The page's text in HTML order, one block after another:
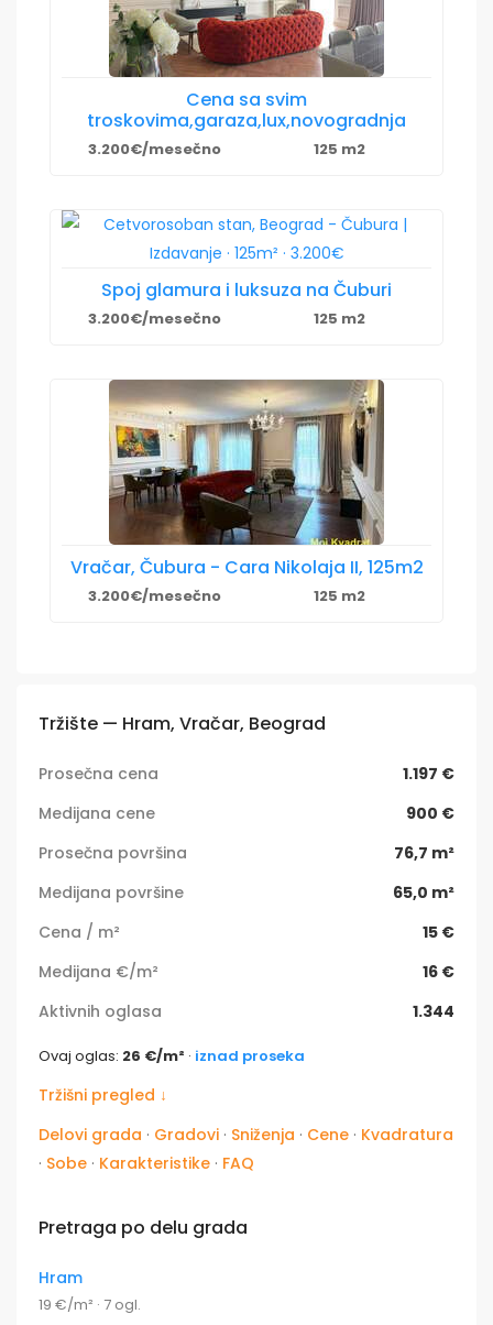
Cena sa svim
troskovima,garaza,lux,novogradnja
3.200€/mesečno 125 m2
Spoj glamura i luksuza na Čuburi
3.200€/mesečno 125 m2
Vračar, Čubura - Cara Nikolaja II, 125m2
3.200€/mesečno 125 m2
Tržište — Hram, Vračar, Beograd
Prosečna cena
1.197 €
Medijana cene
900 €
Prosečna površina
76,7 m²
Medijana površine
65,0 m²
Cena / m²
15 €
Medijana €/m²
16 €
Aktivnih oglasa
1.344
Ovaj oglas: 26 €/m² · iznad proseka
Tržišni pregled ↓
Delovi grada · Gradovi · Sniženja · Cene · Kvadratura
· Sobe · Karakteristike · FAQ
Pretraga po delu grada
Hram
19 €/m² · 7 ogl.